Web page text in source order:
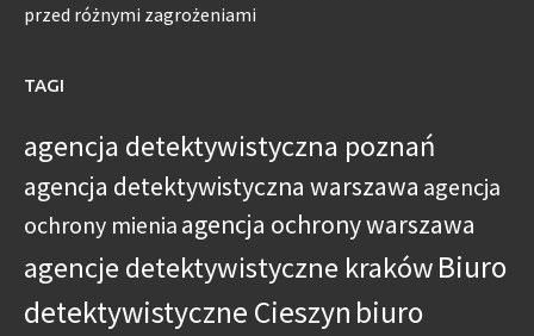
przed różnymi zagrożeniami
TAGI
agencja detektywistyczna poznań
agencja detektywistyczna warszawa agencja
ochrony mienia agencja ochrony warszawa
agencje detektywistyczne krakówBiuro
detektywistyczne Cieszyn biuro